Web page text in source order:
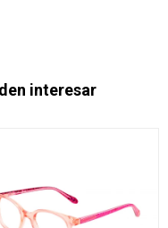
interesar